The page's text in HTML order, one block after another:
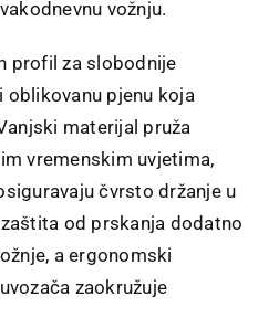
vožnju.
profil za slobodnije
oblikovanu pjenu koja
materijal pruža
vremenskim uvjetima,
čvrsto držanje u
od prskanja dodatno
a ergonomski
zaokružuje